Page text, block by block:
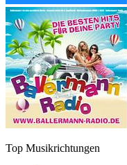
Top Musikrichtungen